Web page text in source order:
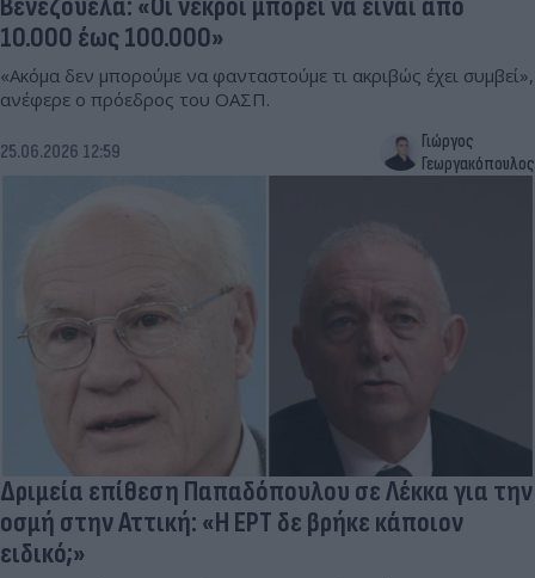
10.000 έως 100.000»
«Ακόμα δεν μπορούμε να φανταστούμε τι ακριβώς έχει συμβεί»,
ανέφερε ο πρόεδρος του ΟΑΣΠ.
25.06.2026 12:59
Γιώργος
Γεωργακόπουλος
Δριμεία επίθεση Παπαδόπουλου σε Λέκκα για την
οσμή στην Αττική: «Η ΕΡΤ δε βρήκε κάποιον
ειδικό;»